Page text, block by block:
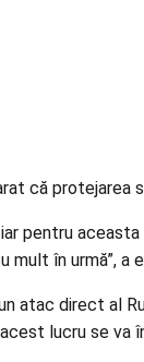
că protejarea
iar pentru
mult în urmă”, a
atac direct al
lucru se